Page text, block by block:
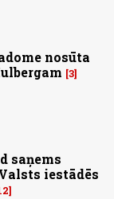
nosūta
3
saņems
iestādēs